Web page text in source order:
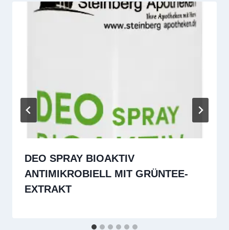
DEO SPRAY BIOAKTIV
ANTIMIKROBIELL MIT GRÜNTEE-
EXTRAKT